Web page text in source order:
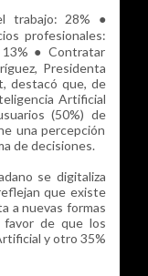
trabajo: 28% ●
profesionales:
● Contratar
Presidenta
destacó que, de
Artificial
(50%) de
una percepción
de decisiones.
se digitaliza
que existe
a nuevas formas
favor de que los
y otro 35%